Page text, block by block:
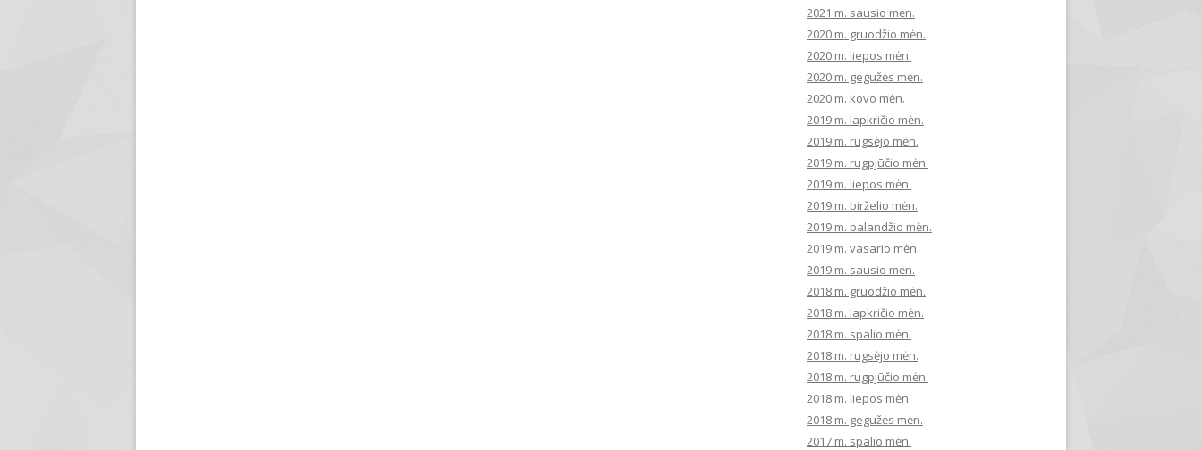
2021 m. sausio mėn.
2020 m. gruodžio mėn.
2020 m. liepos mėn.
2020 m. gegužės mėn.
2020 m. kovo mėn.
2019 m. lapkričio mėn.
2019 m. rugsėjo mėn.
2019 m. rugpjūčio mėn.
2019 m. liepos mėn.
2019 m. birželio mėn.
2019 m. balandžio mėn.
2019 m. vasario mėn.
2019 m. sausio mėn.
2018 m. gruodžio mėn.
2018 m. lapkričio mėn.
2018 m. spalio mėn.
2018 m. rugsėjo mėn.
2018 m. rugpjūčio mėn.
2018 m. liepos mėn.
2018 m. gegužės mėn.
2017 m. spalio mėn.